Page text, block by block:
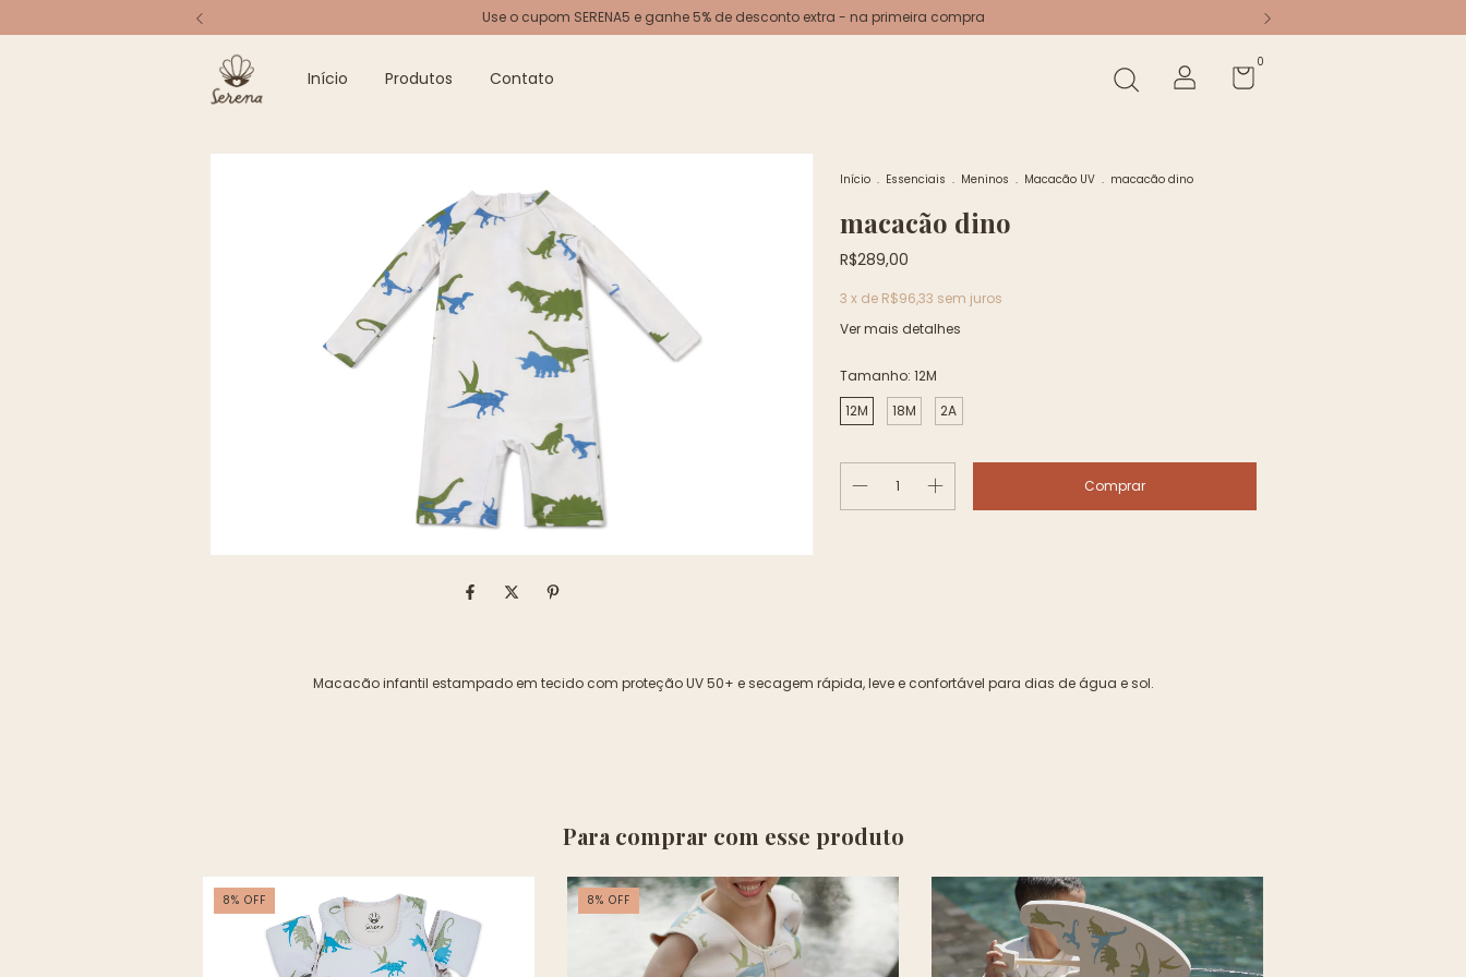
Use o cupom SERENA5 e ganhe 5% de desconto extra - na primeira compra
Início Produtos Contato
0
Início . Essenciais . Meninos . Macacão UV . macacão dino
macacão dino
R$289,00
3 x de R$96,33 sem juros
Ver mais detalhes
Tamanho: 12M
12M
18M 2A
Macacão infantil estampado em tecido com proteção UV 50+ e secagem rápida, leve e confortável para dias de água e sol.
Para comprar com esse produto
8% OFF 8% OFF